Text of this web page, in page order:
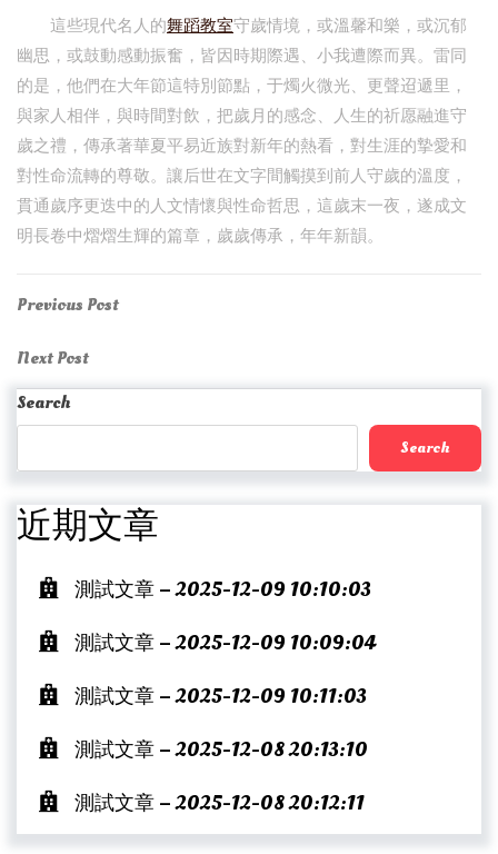
這些現代名人的舞蹈教室守歲情境，或溫馨和樂，或沉郁
幽思，或鼓動感動振奮，皆因時期際遇、小我遭際而異。雷同
的是，他們在大年節這特別節點，于燭火微光、更聲迢遞里，
與家人相伴，與時間對飲，把歲月的感念、人生的祈愿融進守
歲之禮，傳承著華夏平易近族對新年的熱看，對生涯的摯愛和
對性命流轉的尊敬。讓后世在文字間觸摸到前人守歲的溫度，
貫通歲序更迭中的人文情懷與性命哲思，這歲末一夜，遂成文
明長卷中熠熠生輝的篇章，歲歲傳承，年年新韻。
Post
navigation
Previous
Previous Post
Next
Post
Next Post
Search
Search
近期文章
測試文章 – 2025-12-09 10:10:03
測試文章 – 2025-12-09 10:09:04
測試文章 – 2025-12-09 10:11:03
測試文章 – 2025-12-08 20:13:10
測試文章 – 2025-12-08 20:12:11